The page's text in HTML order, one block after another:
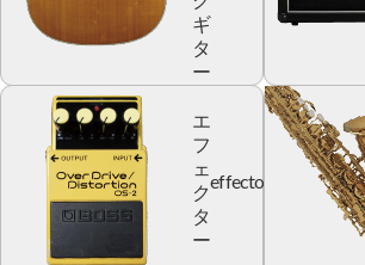
ギ
タ
ー
エ
フ
ェ
ク
タ
ー
effector